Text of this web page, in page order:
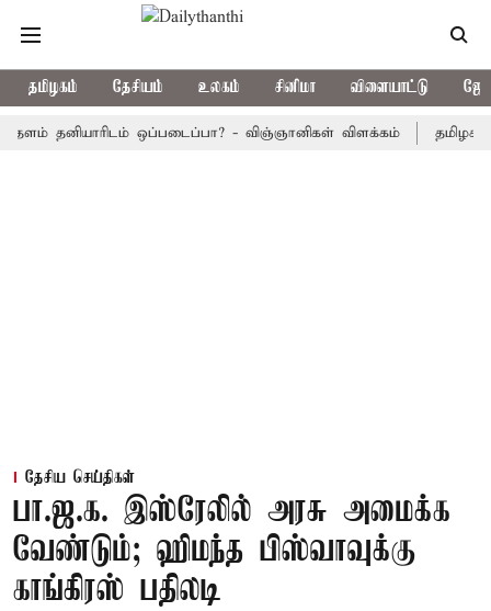
தமிழகம் தேசியம் உலகம் சினிமா விளையாட்டு
ஒப்படைப்பா? - விஞ்ஞானிகள் விளக்கம் தமிழக அரசு
தேசிய செய்திகள்
பா.ஜ.க. இஸ்ரேலில் அரசு அமைக்க
வேண்டும்; ஹிமந்த பிஸ்வாவுக்கு
காங்கிரஸ் பதிலடி